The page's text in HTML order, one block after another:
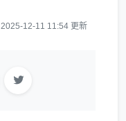
2025-12-11 11:54 更新